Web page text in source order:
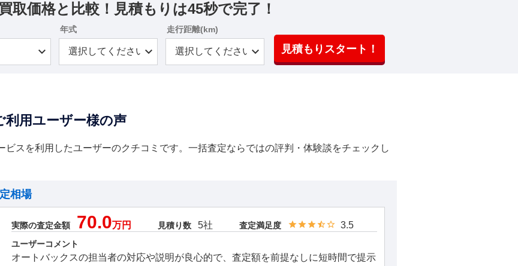
取価格と比較！見積もりは45秒で完了！
年式 走行距離(km)
見積もりスタート！
利用ユーザー様の声
ビスを利用したユーザーのクチコミです。一括査定ならではの評判・体験談をチェックし
相場
実際の査定金額 70.0万円 見積り数 5社 査定満足度 3.5
ユーザーコメント
オートバックスの担当者の対応や説明が良心的で、査定額を前提なしに短時間で提示